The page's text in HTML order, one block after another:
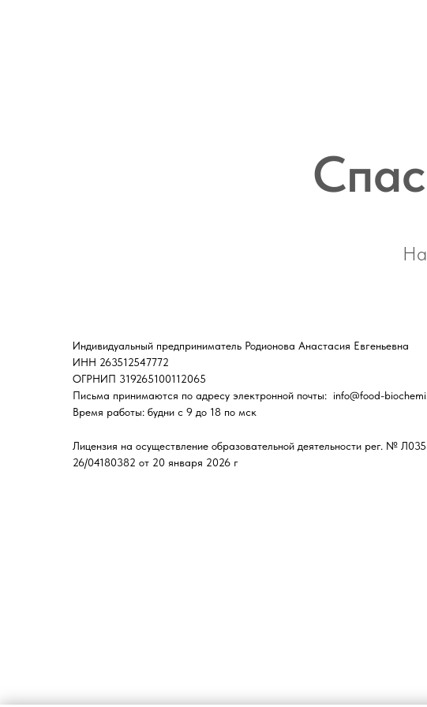
Лицензия на осуществление образовательной деятельности рег. №
26/04180382 от 20 января 2026 г
Индивидуальный предприниматель Родионова Анастасия Евгеньевна
ИНН 263512547772
ОГРНИП 319265100112065
Письма принимаются по адресу электронной почты: ‌ info@food-
Время работы: будни с 9 до 18 по мск